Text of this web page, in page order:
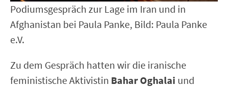
Podiumsgespräch zur Lage im Iran und in
Afghanistan bei Paula Panke, Bild: Paula Panke
e.V.
Zu dem Gespräch hatten wir die iranische
feministische Aktivistin Bahar Oghalai und